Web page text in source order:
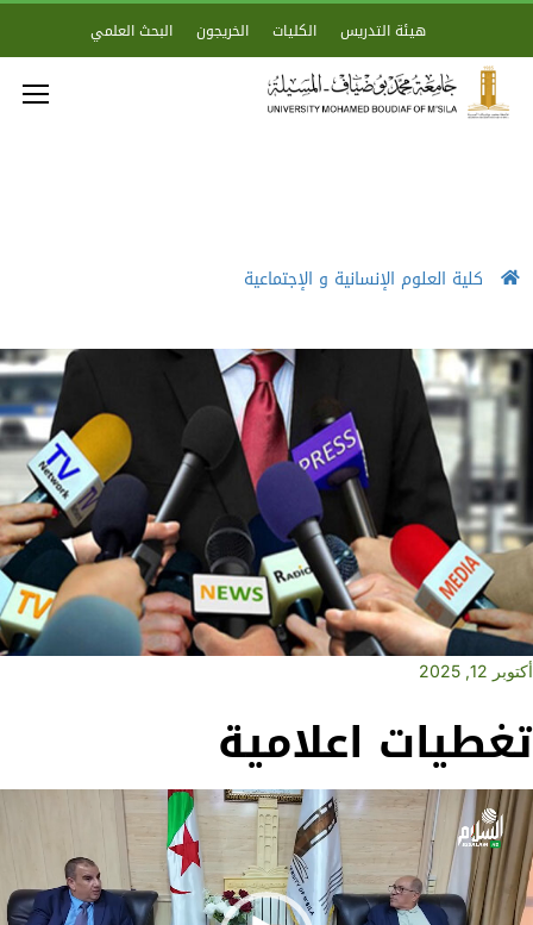
هيئة التدريس الكليات الخريجون البحث العلمي
كلية العلوم الإنسانية و الإجتماعية
أكتوبر 12, 2025
تغطيات اعلامية
Video
Player